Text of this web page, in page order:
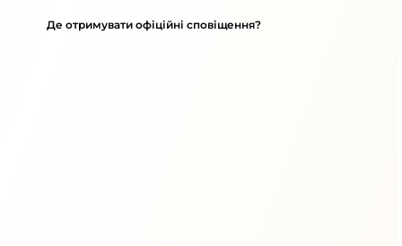
Де отримувати офіційні сповіщення?